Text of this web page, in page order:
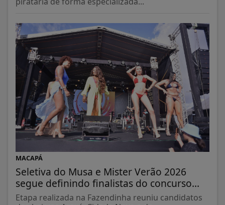
MACAPÁ
Seletiva do Musa e Mister Verão 2026
segue definindo finalistas do concurso...
Etapa realizada na Fazendinha reuniu candidatos